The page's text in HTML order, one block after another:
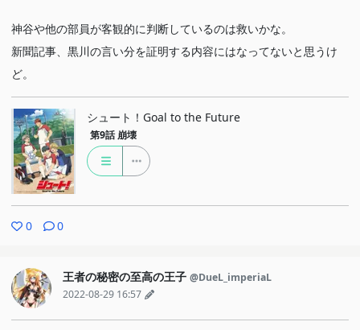
神谷や他の部員が客観的に判断しているのは救いかな。
新聞記事、黒川の言い分を証明する内容にはなってないと思うけ
ど。
シュート！Goal to the Future
第9話 崩壊
0 0
王者の秘密の至高の王子 @DueL_imperiaL
2022-08-29 16:57